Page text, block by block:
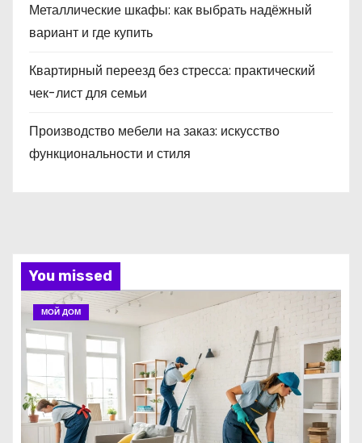
Металлические шкафы: как выбрать надёжный
вариант и где купить
Квартирный переезд без стресса: практический
чек-лист для семьи
Производство мебели на заказ: искусство
функциональности и стиля
You missed
МОЙ ДОМ